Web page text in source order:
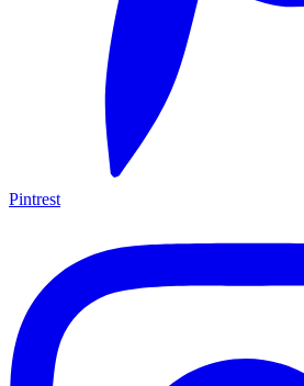
Pintrest